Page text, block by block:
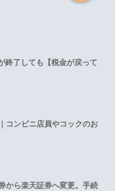
終了しても【税金が戻って
コンビニ店員やコックのお
から楽天証券へ変更。手続